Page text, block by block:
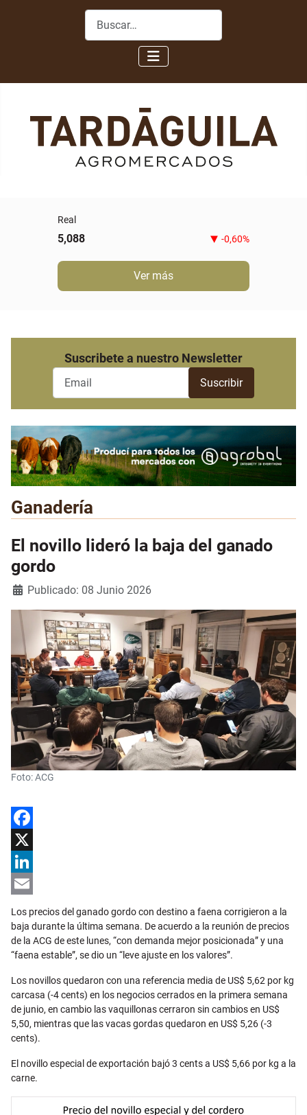
Buscar
Real
5,088 -0,60%
Ver más
Suscribete a nuestro Newsletter
Ganadería
El novillo lideró la baja del ganado
gordo
Detalles
Publicado: 08 Junio 2026
Foto: ACG
Facebook
X
LinkedIn
Los precios del ganado gordo con destino a faena corrigieron a la
baja durante la última semana. De acuerdo a la reunión de precios
de la ACG de este lunes, “con demanda mejor posicionada” y una
“faena estable”, se dio un “leve ajuste en los valores”.
Los novillos quedaron con una referencia media de US$ 5,62 por kg
carcasa (-4 cents) en los negocios cerrados en la primera semana
de junio, en cambio las vaquillonas cerraron sin cambios en US$
5,50, mientras que las vacas gordas quedaron en US$ 5,26 (-3
cents).
El novillo especial de exportación bajó 3 cents a US$ 5,66 por kg a la
carne.